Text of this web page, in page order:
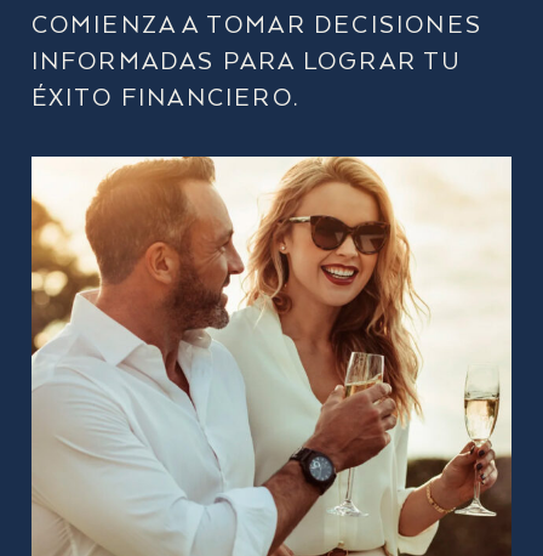
COMIENZA A TOMAR DECISIONES
INFORMADAS PARA LOGRAR TU
ÉXITO FINANCIERO.